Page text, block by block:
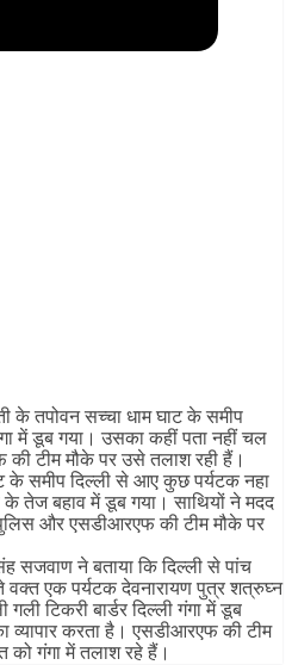
के तपोवन सच्चा धाम घाट के समीप
में डूब गया। उसका कहीं पता नहीं चल
टीम मौके पर उसे तलाश रही हैं।
के समीप दिल्ली से आए कुछ पर्यटक नहा
के तेज बहाव में डूब गया। साथियों ने मदद
और एसडीआरएफ की टीम मौके पर
सजवाण ने बताया कि दिल्ली से पांच
एक पर्यटक देवनारायण पुत्र शत्रुघ्न
गली टिकरी बार्डर दिल्ली गंगा में डूब
व्यापार करता है। एसडीआरएफ की टीम
को गंगा में तलाश रहे हैं।